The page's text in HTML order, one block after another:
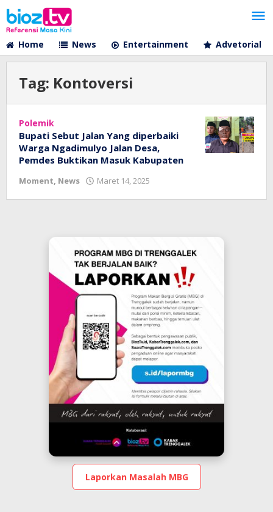
Lewati
ke
konten
Home
News Entertainment Advetorial
Tag: Kontoversi
Polemik
Bupati Sebut Jalan Yang diperbaiki
Warga Ngadimulyo Jalan Desa,
Pemdes Buktikan Masuk Kabupaten
Moment, News Maret 14, 2025
tv
Laporkan Masalah MBG